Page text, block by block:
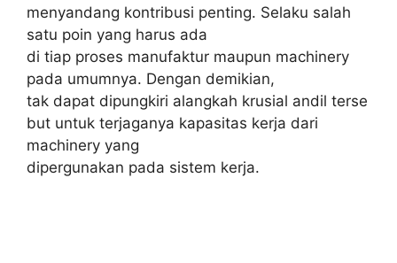
menyandang kontribusi penting. Selaku salah
satu poin yang harus ada
di tiap proses manufaktur maupun machinery
pada umumnya. Dengan demikian,
tak dapat dipungkiri alangkah krusial andil terse
but untuk terjaganya kapasitas kerja dari
machinery yang
dipergunakan pada sistem kerja.